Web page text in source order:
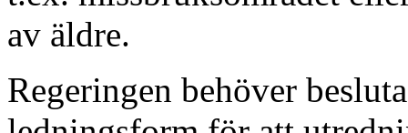
av äldre.
Regeringen behöver